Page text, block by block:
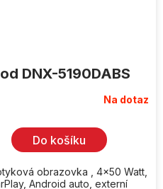
DNX-5190DABS
Na dotaz
Do košíku
obrazovka , 4x50 Watt,
Android auto, externí